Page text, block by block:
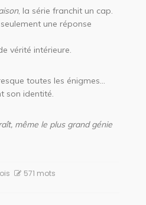
, la série franchit un cap.
une réponse
vérité intérieure.
toutes les énigmes…
son identité.
même le plus grand génie
571 mots